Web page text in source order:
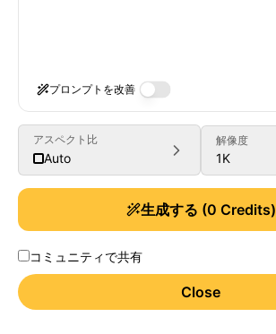
プロンプトを改善
アスペクト比
Auto
解像度
1K
生成する (0 Credits)
コミュニティで共有
Close
Generate